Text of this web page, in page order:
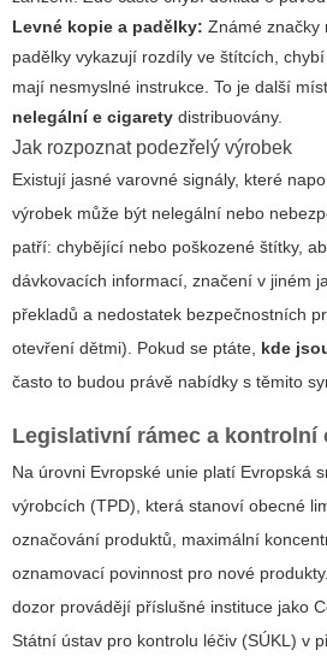
Levné kopie a padělky: Známé značky
padělky vykazují rozdíly ve štítcích,
mají nesmyslné instrukce. To je další
nelegální e cigarety distribuovány.
Jak rozpoznat podezřelý výrobek
Existují jasné varovné signály, které
výrobek může být nelegální nebo
patří: chybějící nebo poškozené štítky,
dávkovacích informací, značení v jiném
překladů a nedostatek bezpečnostních
otevření dětmi). Pokud se ptáte, kde
často to budou právě nabídky s těmito
Legislativní rámec a kontrolní
Na úrovni Evropské unie platí Evropská
výrobcích (TPD), která stanoví obecné
označování produktů, maximální
oznamovací povinnost pro nové
dozor provádějí příslušné instituce jako
Státní ústav pro kontrolu léčiv (SÚKL) v